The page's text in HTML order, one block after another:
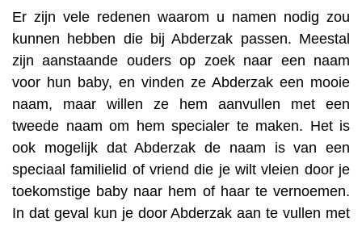
Er zijn vele redenen waarom u namen nodig zou
kunnen hebben die bij Abderzak passen. Meestal
zijn aanstaande ouders op zoek naar een naam
voor hun baby, en vinden ze Abderzak een mooie
naam, maar willen ze hem aanvullen met een
tweede naam om hem specialer te maken. Het is
ook mogelijk dat Abderzak de naam is van een
speciaal familielid of vriend die je wilt vleien door je
toekomstige baby naar hem of haar te vernoemen.
In dat geval kun je door Abderzak aan te vullen met